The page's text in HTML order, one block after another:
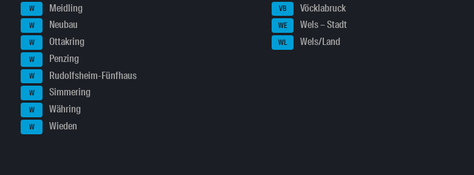
W Meidling
W Neubau
W Ottakring
W Penzing
W Rudolfsheim-Fünfhaus
W Simmering
W Währing
W Wieden
VB Vöcklabruck
WE Wels – Stadt
WL Wels/Land